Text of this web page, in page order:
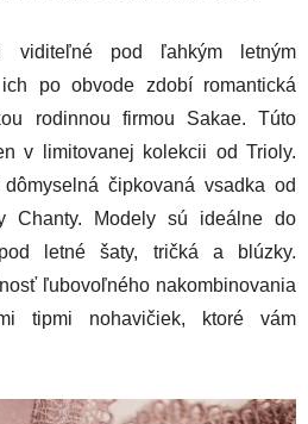
viditeľné pod ľahkým letným
po obvode zdobí romantická
rodinnou firmou Sakae. Túto
v limitovanej kolekcii od Trioly.
čipkovaná vsadka od
Chanty. Modely sú ideálne do
letné šaty, tričká a blúzky.
ľubovoľného nakombinovania
tipmi nohavičiek, ktoré vám